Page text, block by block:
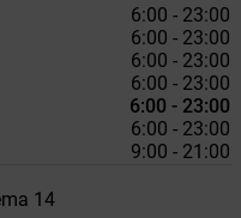
6:00 - 23:00
6:00 - 23:00
6:00 - 23:00
6:00 - 23:00
6:00 - 23:00
6:00 - 23:00
9:00 - 21:00
14